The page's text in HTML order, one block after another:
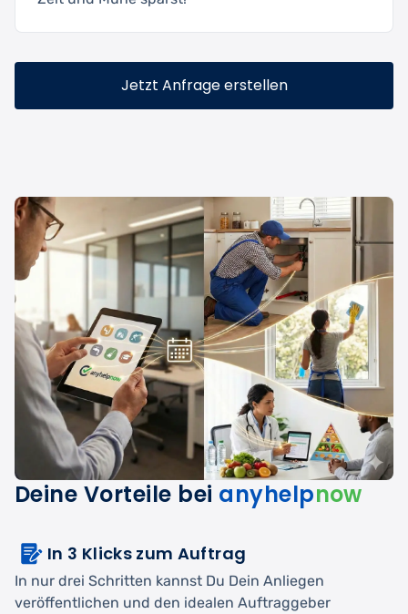
Jetzt Anfrage erstellen
Deine Vorteile bei anyhelpnow
In 3 Klicks zum Auftrag
In nur drei Schritten kannst Du Dein Anliegen
veröffentlichen und den idealen Auftraggeber